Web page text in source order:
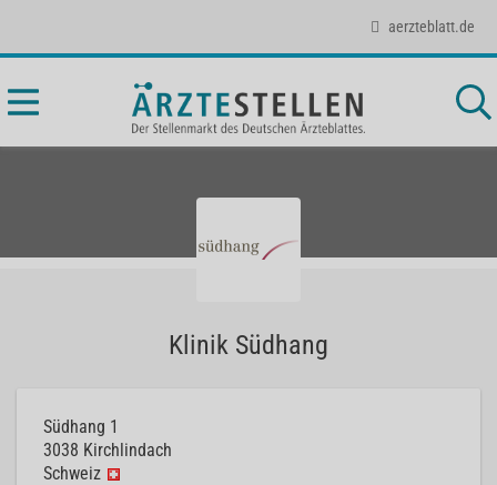
aerzteblatt.de
Klinik Südhang
Südhang 1
3038 Kirchlindach
Schweiz